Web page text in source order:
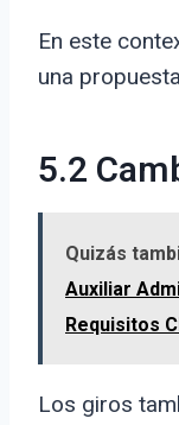
En este
una
5.2
Quizás
Auxiliar
Requisitos
Los giros